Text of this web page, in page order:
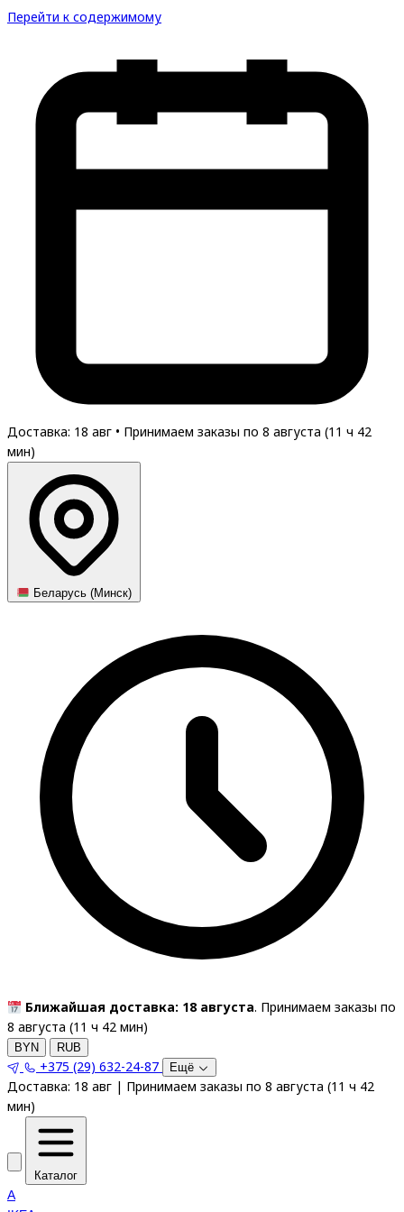
Перейти к содержимому
Доставка: 18 авг • Принимаем заказы по 8 августа (11 ч 42
мин)
Беларусь (Минск)
Ближайшая доставка: 18 августа. Принимаем заказы по
8 августа (11 ч 42 мин)
BYN RUB
+375 (29) 632-24-87 Ещё
Доставка: 18 авг | Принимаем заказы по 8 августа (11 ч 42
мин)
Каталог
A